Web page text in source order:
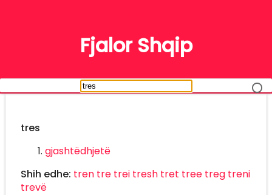
Fjalor Shqip
tres
gjashtëdhjetë
Shih edhe: tren tre trei tresh tret tree treg treni
trevë